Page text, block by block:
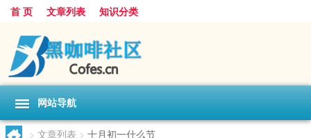
首 页 文章列表 知识分类
网站导航
> 文章列表 > 十月初一什么节